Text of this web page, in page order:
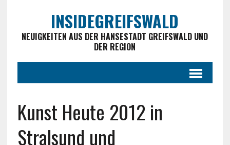
INSIDEGREIFSWALD
NEUIGKEITEN AUS DER HANSESTADT GREIFSWALD UND
DER REGION
Kunst Heute 2012 in
Stralsund und